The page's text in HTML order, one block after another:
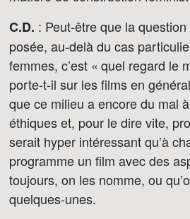
C.D. : Peut-être que la
posée, au-delà du cas
femmes, c’est « quel regard le
porte-t-il sur les films en
que ce milieu a encore du mal
éthiques et, pour le dire vite,
serait hyper intéressant qu’à
programme un film avec des
toujours, on les nomme, ou
quelques-unes.